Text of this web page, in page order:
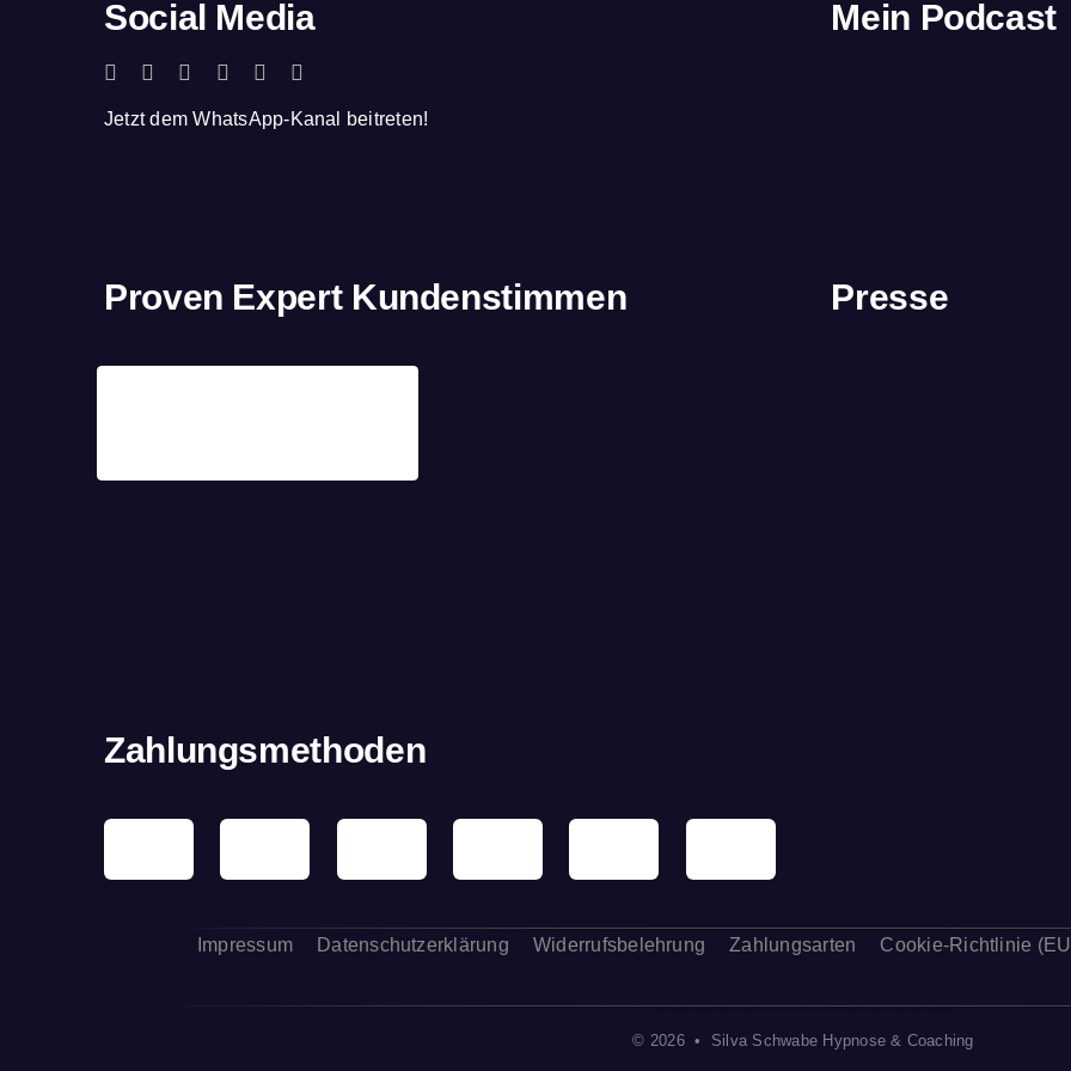
Social Media
Jetzt dem WhatsApp-Kanal beitreten!
Mein Podcast
Proven Expert Kundenstimmen Presse
Zahlungsmethoden
Impressum Datenschutzerklärung Widerrufsbelehrung Zahlungsarten Cookie-Richtlinie
© 2026 • Silva Schwabe Hypnose & Coaching